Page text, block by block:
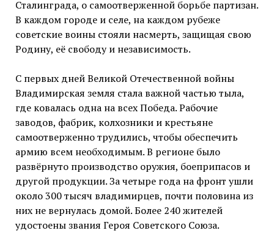
Сталинграда, о самоотверженной борьбе партизан.
В каждом городе и селе, на каждом рубеже
советские воины стояли насмерть, защищая свою
Родину, её свободу и независимость.
С первых дней Великой Отечественной войны
Владимирская земля стала важной частью тыла,
где ковалась одна на всех Победа. Рабочие
заводов, фабрик, колхозники и крестьяне
самоотверженно трудились, чтобы обеспечить
армию всем необходимым. В регионе было
развёрнуто производство оружия, боеприпасов и
другой продукции. За четыре года на фронт ушли
около 300 тысяч владимирцев, почти половина из
них не вернулась домой. Более 240 жителей
удостоены звания Героя Советского Союза.